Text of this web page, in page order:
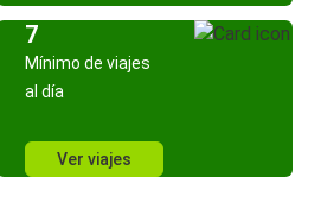
7
Mínimo de viajes
al día
Ver viajes